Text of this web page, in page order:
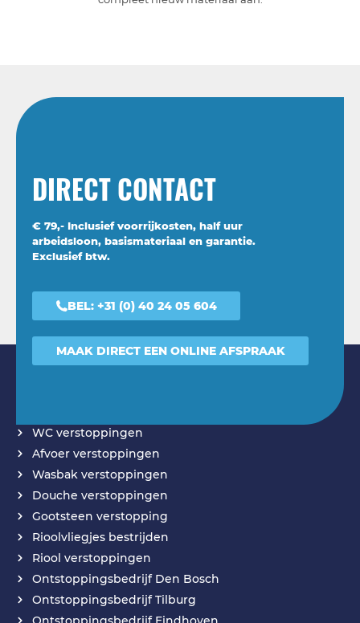
DIRECT CONTACT
€ 79,- Inclusief voorrijkosten, half uur
arbeidsloon, basismateriaal en garantie.
Exclusief btw.
BEL: +31 (0) 40 24 05 604
MAAK DIRECT EEN ONLINE AFSPRAAK
WC verstoppingen
Afvoer verstoppingen
Wasbak verstoppingen
Douche verstoppingen
Gootsteen verstopping
Rioolvliegjes bestrijden
Riool verstoppingen
Ontstoppingsbedrijf Den Bosch
Ontstoppingsbedrijf Tilburg